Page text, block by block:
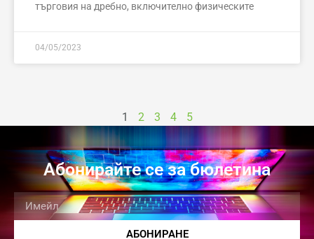
търговия на дребно, включително физическите
04/05/2023
1 2 3 4 5
Абонирайте се за бюлетина
АБОНИРАНЕ